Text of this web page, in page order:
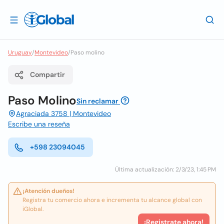
Uruguay/Montevideo/Paso molino
Compartir
Paso MolinoSin reclamar
Agraciada 3758 | Montevideo
Escribe una reseña
+598 23094045
Última actualización: 2/3/23, 1:45 PM
¡Atención dueños!
Registra tu comercio ahora e incrementa tu alcance global con
iGlobal.
¡Registrate ahora!